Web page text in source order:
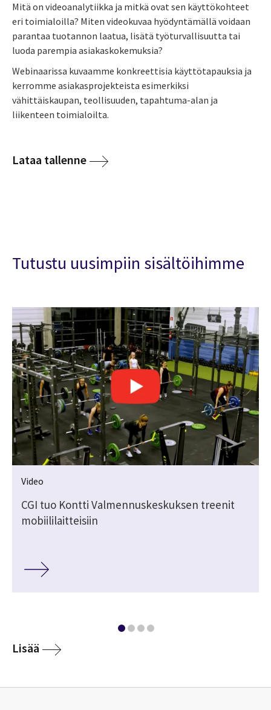
Mitä on videoanalytiikka ja mitkä ovat sen käyttökohteet
eri toimialoilla? Miten videokuvaa hyödyntämällä voidaan
parantaa tuotannon laatua, lisätä työturvallisuutta tai
luoda parempia asiakaskokemuksia?
Webinaarissa kuvaamme konkreettisia käyttötapauksia ja
kerromme asiakasprojekteista esimerkiksi
vähittäiskaupan, teollisuuden, tapahtuma-alan ja
liikenteen toimialoilta.
Lataa tallenne
Tutustu uusimpiin sisältöihimme
Video
CGI tuo Kontti Valmennuskeskuksen treenit
mobiililaitteisiin
Lisää